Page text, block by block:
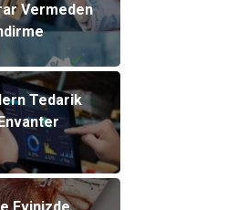
Vermeden
Tedarik